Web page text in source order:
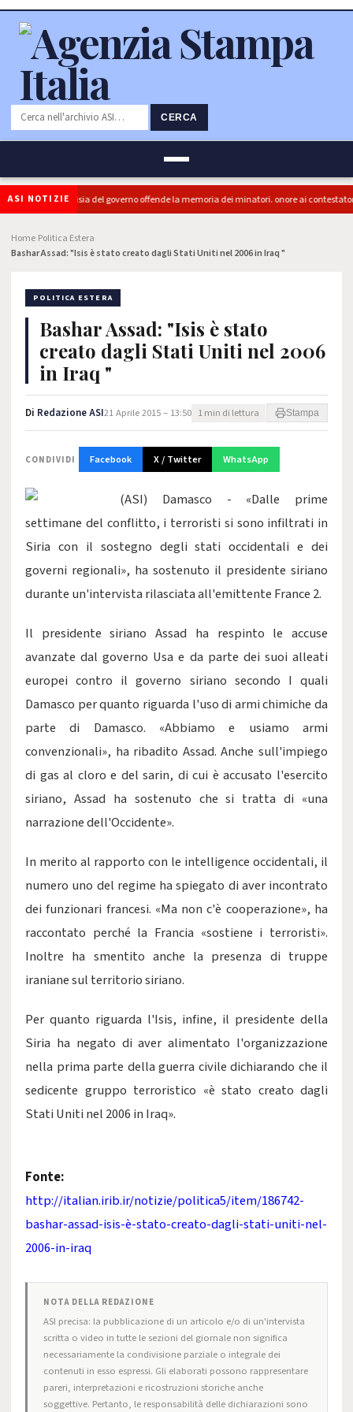
CERCA
ASI NOTIZIE
(PRC): "L'Ipocrisia del governo offende la memoria dei minatori. onore ai contestatori"
Home Politica Estera
Bashar Assad: "Isis è stato creato dagli Stati Uniti nel 2006 in Iraq "
POLITICA ESTERA
Bashar Assad: "Isis è stato
creato dagli Stati Uniti nel 2006
in Iraq "
Di Redazione ASI21 Aprile 2015 – 13:50 1 min di lettura Stampa
CONDIVIDI Facebook X / Twitter WhatsApp
(ASI) Damasco - «Dalle prime
settimane del conflitto, i terroristi si sono infiltrati in
Siria con il sostegno degli stati occidentali e dei
governi regionali», ha sostenuto il presidente siriano
durante un'intervista rilasciata all'emittente France 2.
Il presidente siriano Assad ha respinto le accuse
avanzate dal governo Usa e da parte dei suoi alleati
europei contro il governo siriano secondo I quali
Damasco per quanto riguarda l'uso di armi chimiche da
parte di Damasco. «Abbiamo e usiamo armi
convenzionali», ha ribadito Assad. Anche sull'impiego
di gas al cloro e del sarin, di cui è accusato l'esercito
siriano, Assad ha sostenuto che si tratta di «una
narrazione dell'Occidente».
In merito al rapporto con le intelligence occidentali, il
numero uno del regime ha spiegato di aver incontrato
dei funzionari francesi. «Ma non c'è cooperazione», ha
raccontato perché la Francia «sostiene i terroristi».
Inoltre ha smentito anche la presenza di truppe
iraniane sul territorio siriano.
Per quanto riguarda l'Isis, infine, il presidente della
Siria ha negato di aver alimentato l'organizzazione
nella prima parte della guerra civile dichiarando che il
sedicente gruppo terroristico «è stato creato dagli
Stati Uniti nel 2006 in Iraq».
Fonte:
http://italian.irib.ir/notizie/politica5/item/186742-
bashar-assad-isis-è-stato-creato-dagli-stati-uniti-nel-
2006-in-iraq
NOTA DELLA REDAZIONE
ASI precisa: la pubblicazione di un articolo e/o di un'intervista
scritta o video in tutte le sezioni del giornale non significa
necessariamente la condivisione parziale o integrale dei
contenuti in esso espressi. Gli elaborati possono rappresentare
pareri, interpretazioni e ricostruzioni storiche anche
soggettive. Pertanto, le responsabilità delle dichiarazioni sono